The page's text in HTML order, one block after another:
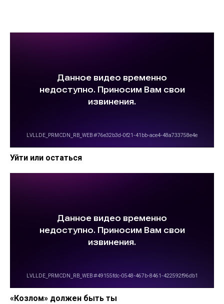
Уйти или остаться
«Козлом» должен быть ты